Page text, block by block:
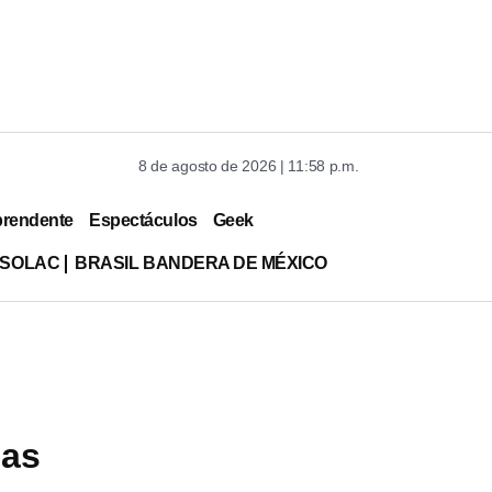
8 de agosto de 2026 | 11:58 p.m.
Espectáculos Geek
BRASIL BANDERA DE MÉXICO